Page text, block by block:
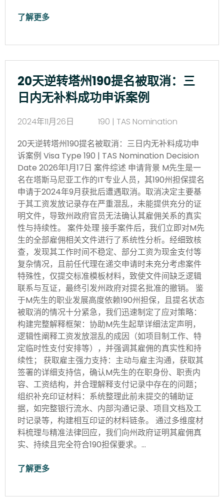
了解更多
20天逆转塔州190提名被取消：三
日内无补料成功申诉案例
2024年11月26日
190 | TAS Nomination
20天逆转塔州190提名被取消：三日内无补料成功申
诉案例 Visa Type 190 | TAS Nomination Decision
Date 2026年1月17日 案件综述 申请背景 M先生是一
名在塔斯马尼亚工作的IT专业人员，其190州担保提名
申请于2024年9月获批后遭遇取消。取消决定主要基
于其工资发放记录存在严重混乱，未能提供充分的证
明文件，导致州政府官员无法确认其雇佣关系的真实
性与持续性。 案件处理 接手案件后，我们立即对M先
生的全部雇佣相关文件进行了系统性分析。经细致核
查，发现其工作时间不稳定、部分工资为现金支付等
复杂情况，且前任代理在递交申请时未充分考虑案件
特殊性，仅提交标准模板材料，致使文件间缺乏逻辑
联系与互证，最终引发州政府对提名批准的撤销。 鉴
于M先生的职业发展高度依赖190州担保，且提名状态
被取消的情况十分紧急，我们迅速制定了应对策略：
构建完整解释框架：协助M先生起草详细法定声明，
逻辑性阐释工资发放混乱的成因（如项目制工作、特
定临时性支付安排等），并强调其雇佣的真实性和持
续性； 获取雇主强力支持：主动与雇主沟通，获取其
签署的详细支持信，确认M先生的在职身份、职责内
容、工资结构，并合理解释支付记录中存在的问题；
组织补充印证材料：系统整理此前未提交的辅助证
据，如完整银行流水、内部沟通记录、项目文档及工
时记录等，构建相互印证的材料链条。 通过多维度材
料梳理与精准法律回应，我们向州政府证明其雇佣真
实、持续且完全符合190担保要求。…
了解更多